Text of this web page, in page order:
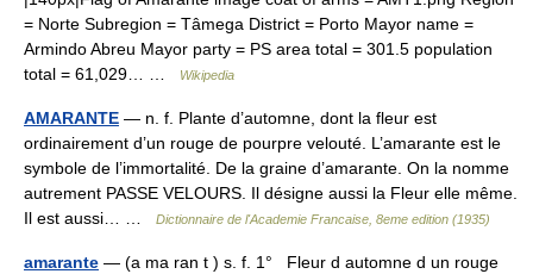
= Norte Subregion = Tâmega District = Porto Mayor name =
Armindo Abreu Mayor party = PS area total = 301.5 population
total = 61,029… …
Wikipedia
AMARANTE — n. f. Plante d’automne, dont la fleur est
ordinairement d’un rouge de pourpre velouté. L’amarante est le
symbole de l’immortalité. De la graine d’amarante. On la nomme
autrement PASSE VELOURS. Il désigne aussi la Fleur elle même.
Il est aussi… …
Dictionnaire de l'Academie Francaise, 8eme edition (1935)
amarante — (a ma ran t ) s. f. 1° Fleur d automne d un rouge